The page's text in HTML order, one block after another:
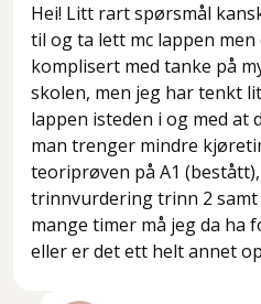
Hei! Litt rart spørsmål
til og ta lett mc lappen
komplisert med tanke på
skolen, men jeg har tenkt
lappen isteden i og med at
man trenger mindre
teoriprøven på A1
trinnvurdering trinn 2
mange timer må jeg da ha
eller er det ett helt annet